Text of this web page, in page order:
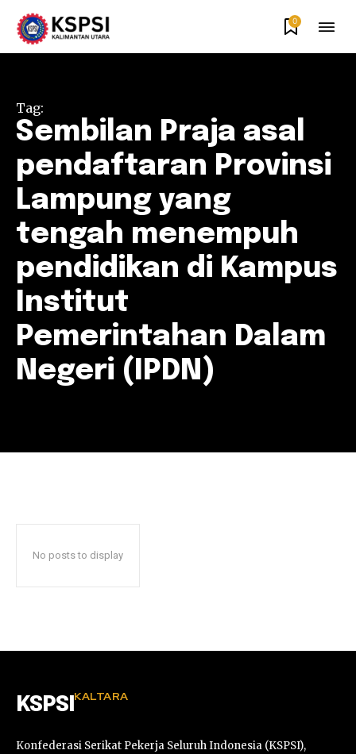
0
Tag:
Sembilan Praja asal
pendaftaran Provinsi
Lampung yang
tengah menempuh
pendidikan di Kampus
Institut
Pemerintahan Dalam
Negeri (IPDN)
No posts to display
KSPSI KALTARA
Konfederasi Serikat Pekerja Seluruh Indonesia (KSPSI),